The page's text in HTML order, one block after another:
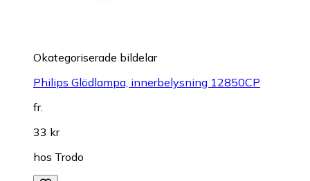
Okategoriserade bildelar
Philips Glödlampa, innerbelysning 12850CP
fr.
33 kr
hos Trodo